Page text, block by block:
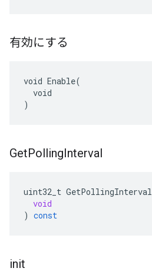
有効にする
void Enable(
  void
)
GetPollingInterval
uint32_t GetPollingInterval
void
) const
init